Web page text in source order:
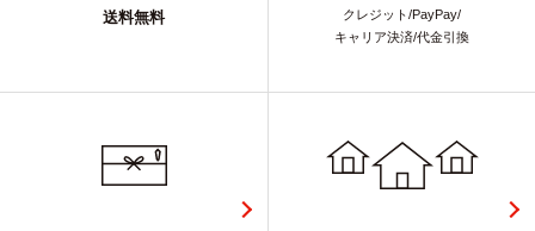
送料無料
クレジット/PayPay/
キャリア決済/代金引換